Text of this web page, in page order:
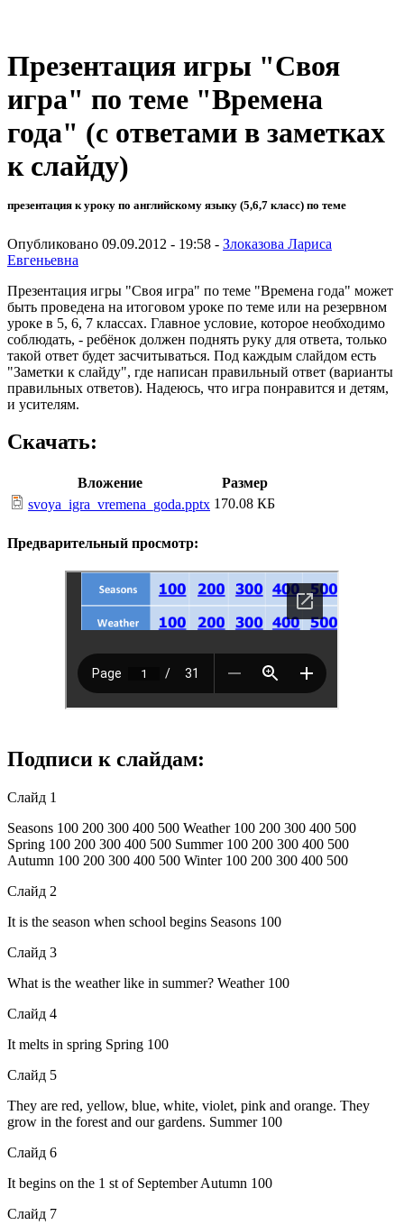
Презентация игры "Своя
игра" по теме "Времена
года" (с ответами в заметках
к слайду)
презентация к уроку по английскому языку (5,6,7 класс) по теме
Опубликовано 09.09.2012 - 19:58 - Злоказова Лариса
Евгеньевна
Презентация игры "Своя игра" по теме "Времена года" может
быть проведена на итоговом уроке по теме или на резервном
уроке в 5, 6, 7 классах. Главное условие, которое необходимо
соблюдать, - ребёнок должен поднять руку для ответа, только
такой ответ будет засчитываться. Под каждым слайдом есть
"Заметки к слайду", где написан правильный ответ (варианты
правильных ответов). Надеюсь, что игра понравится и детям,
и усителям.
Скачать:
Вложение
Размер
svoya_igra_vremena_goda.pptx 170.08 КБ
Предварительный просмотр:
Подписи к слайдам:
Слайд 1
Seasons 100 200 300 400 500 Weather 100 200 300 400 500
Spring 100 200 300 400 500 Summer 100 200 300 400 500
Autumn 100 200 300 400 500 Winter 100 200 300 400 500
Слайд 2
It is the season when school begins Seasons 100
Слайд 3
What is the weather like in summer? Weather 100
Слайд 4
It melts in spring Spring 100
Слайд 5
They are red, yellow, blue, white, violet, pink and orange. They
grow in the forest and our gardens. Summer 100
Слайд 6
It begins on the 1 st of September Autumn 100
Слайд 7